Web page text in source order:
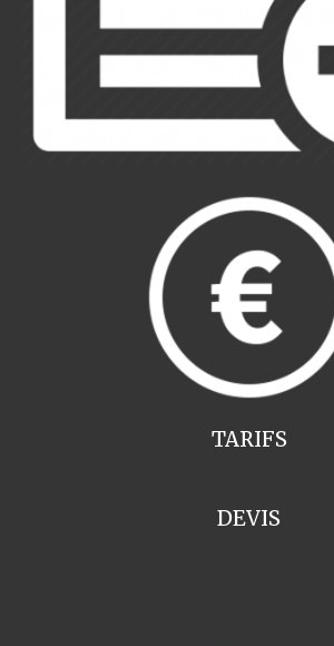
TARIFS
DEVIS